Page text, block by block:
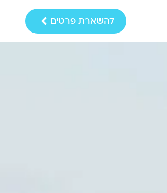
להשארת פרטים